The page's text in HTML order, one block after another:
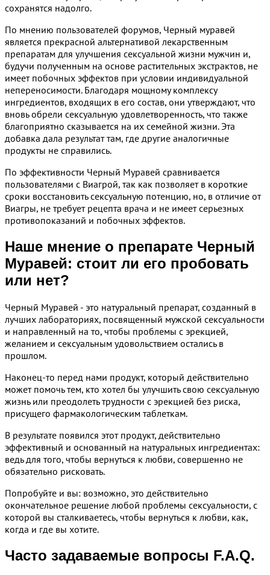
сохранятся надолго.
По мнению пользователей форумов, Черный муравей
является прекрасной альтернативой лекарственным
препаратам для улучшения сексуальной жизни мужчин и,
будучи полученным на основе растительных экстрактов, не
имеет побочных эффектов при условии индивидуальной
непереносимости. Благодаря мощному комплексу
ингредиентов, входящих в его состав, они утверждают, что
вновь обрели сексуальную удовлетворенность, что также
благоприятно сказывается на их семейной жизни. Эта
добавка дала результат там, где другие аналогичные
продукты не справились.
По эффективности Черный Муравей сравнивается
пользователями с Виагрой, так как позволяет в короткие
сроки восстановить сексуальную потенцию, но, в отличие от
Виагры, не требует рецепта врача и не имеет серьезных
противопоказаний и побочных эффектов.
Наше мнение о препарате Черный
Муравей: стоит ли его пробовать
или нет?
Черный Муравей - это натуральный препарат, созданный в
лучших лабораториях, посвященный мужской сексуальности
и направленный на то, чтобы проблемы с эрекцией,
желанием и сексуальным удовольствием остались в
прошлом.
Наконец-то перед нами продукт, который действительно
может помочь тем, кто хотел бы улучшить свою сексуальную
жизнь или преодолеть трудности с эрекцией без риска,
присущего фармакологическим таблеткам.
В результате появился этот продукт, действительно
эффективный и основанный на натуральных ингредиентах:
ведь для того, чтобы вернуться к любви, совершенно не
обязательно рисковать.
Попробуйте и вы: возможно, это действительно
окончательное решение любой проблемы сексуальности, с
которой вы сталкиваетесь, чтобы вернуться к любви, как,
когда и где вы хотите.
Часто задаваемые вопросы F.A.Q.